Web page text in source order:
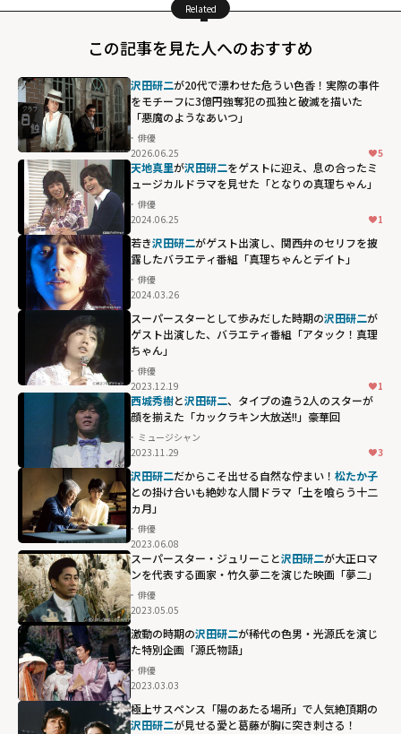
Related
この記事を見た人へのおすすめ
沢田研二が20代で漂わせた危うい色香！実際の事件
をモチーフに3億円強奪犯の孤独と破滅を描いた
「悪魔のようなあいつ」
俳優
2026.06.25
5
天地真里が沢田研二をゲストに迎え、息の合ったミ
ュージカルドラマを見せた「となりの真理ちゃん」
俳優
2024.06.25
1
若き沢田研二がゲスト出演し、関西弁のセリフを披
露したバラエティ番組「真理ちゃんとデイト」
俳優
2024.03.26
スーパースターとして歩みだした時期の沢田研二が
ゲスト出演した、バラエティ番組「アタック！真理
ちゃん」
俳優
2023.12.19
1
西城秀樹と沢田研二、タイプの違う2人のスターが
顔を揃えた「カックラキン大放送!!」豪華回
ミュージシャン
2023.11.29
3
沢田研二だからこそ出せる自然な佇まい！ 松たか子
との掛け合いも絶妙な人間ドラマ「土を喰らう十二
ヵ月」
俳優
2023.06.08
スーパースター・ジュリーこと沢田研二が大正ロマ
ンを代表する画家・竹久夢二を演じた映画「夢二」
俳優
2023.05.05
激動の時期の沢田研二が稀代の色男・光源氏を演じ
た特別企画「源氏物語」
俳優
2023.03.03
極上サスペンス「陽のあたる場所」で人気絶頂期の
沢田研二が見せる愛と葛藤が胸に突き刺さる！